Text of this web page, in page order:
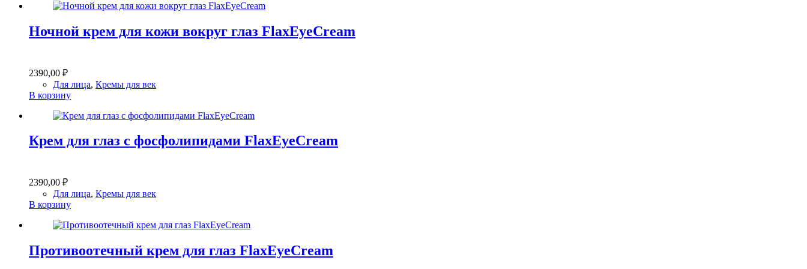
Ночной крем для кожи вокруг глаз FlaxEyeCream
2390,00 ₽
Для лица, Кремы для век
В корзину
Крем для глаз с фосфолипидами FlaxEyeCream
2390,00 ₽
Для лица, Кремы для век
В корзину
Противоотечный крем для глаз FlaxEyeCream